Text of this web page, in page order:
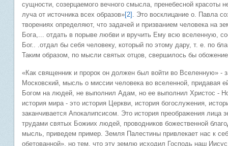
сущности, созерцаемого вечного смысла, пренебесной красоты
луча от источника всех образов»[2] . Это восклицание о. Павла
творениях определяют, что задачей и призванием человека на
Бога,... отдать в порыве любви и вручить Ему всю вселенную,
Бог.. .отдал бы себя человеку, который по этому дару, т. е. по
Таким образом, по мысли святых отцов, свершилось бы
«Как священник и пророк он должен был войти во Вселенную» -
Московский, мысль о миссии человека во вселенной, придавая
Богом на людей, не выполнил Адам, но ее выполнил Христос -
история мира - это история Церкви, история богослужения,
заканчивается Апокалипсисом. Это история преображения
трудами святых Божиих людей, проводников божественной
мысль, приведем пример. Земля Палестины привлекает нас к
обетованной», но тем, что эту землю исходил Господь наш